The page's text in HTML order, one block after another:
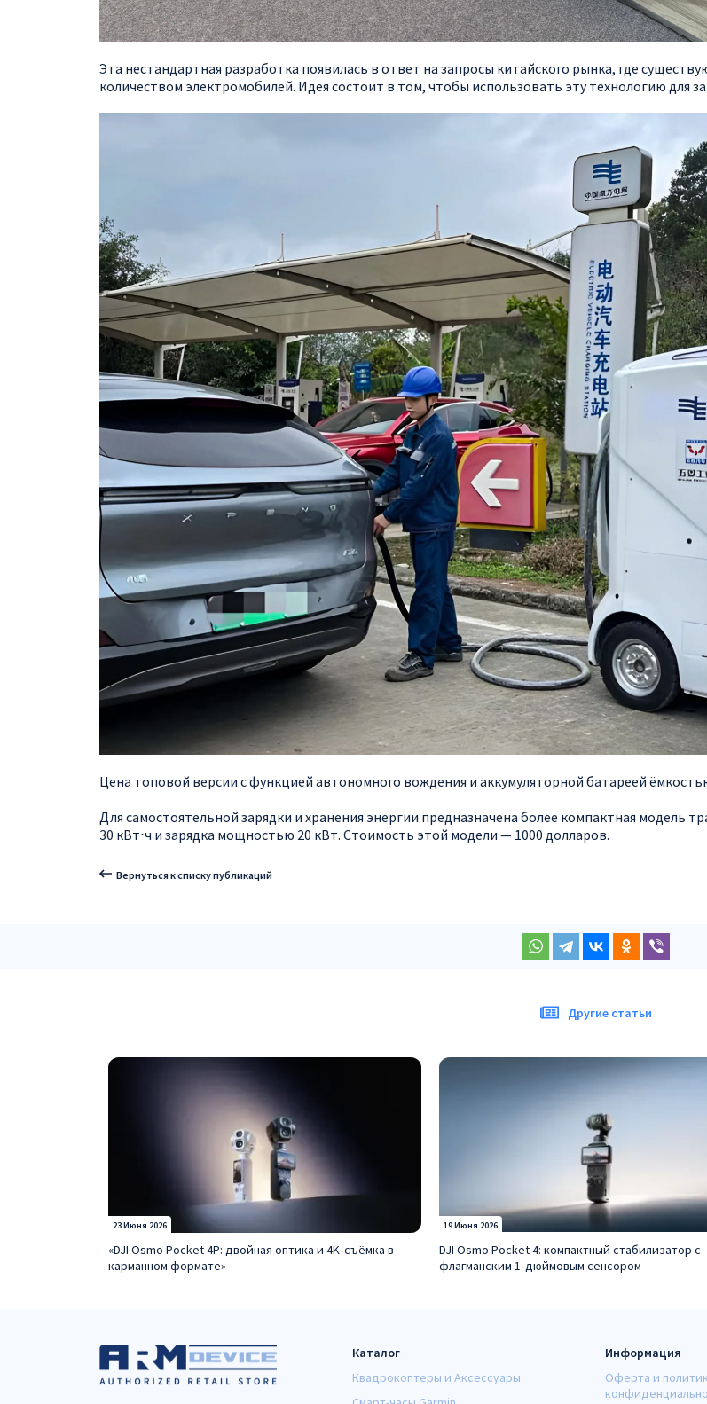
Эта нестандартная разработка появилась в ответ на запросы китайского рынка, где
количеством электромобилей. Идея состоит в том, чтобы использовать эту технологию для
Цена топовой версии с функцией автономного вождения и аккумуляторной батареей
Для самостоятельной зарядки и хранения энергии предназначена более компактная модель
30 кВт⋅ч и зарядка мощностью 20 кВт. Стоимость этой модели — 1000 долларов.
Вернуться к списку публикаций
Другие статьи
23 Июня 2026
«DJI Osmo Pocket 4P: двойная оптика и 4K‑съёмка в
карманном формате»
19 Июня 2026
DJI Osmo Pocket 4: компактный стабилизатор с
флагманским 1‑дюймовым сенсором
Каталог
Квадрокоптеры и Аксессуары
Информация
Оферта и